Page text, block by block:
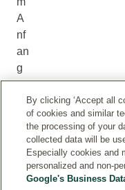
A
nf
an
g
br
au
ch
Ihr
ab
By clicking ‘Accept all
of cookies and similar
the processing of your
collected data will be
Especially cookies and
personalized and non-
Google's Business